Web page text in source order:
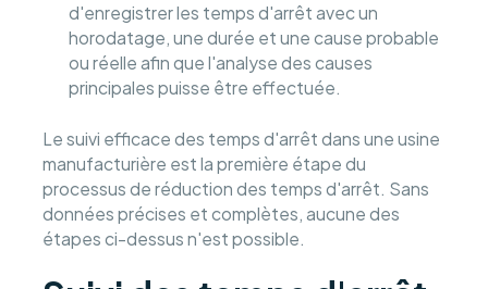
d'enregistrer les temps d'arrêt avec un
horodatage, une durée et une cause probable
ou réelle afin que l'analyse des causes
principales puisse être effectuée.
Le suivi efficace des temps d'arrêt dans une usine
manufacturière est la première étape du
processus de réduction des temps d'arrêt. Sans
données précises et complètes, aucune des
étapes ci-dessus n'est possible.